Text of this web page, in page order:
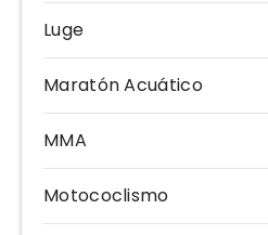
Luge
Maratón Acuático
MMA
Motococlismo